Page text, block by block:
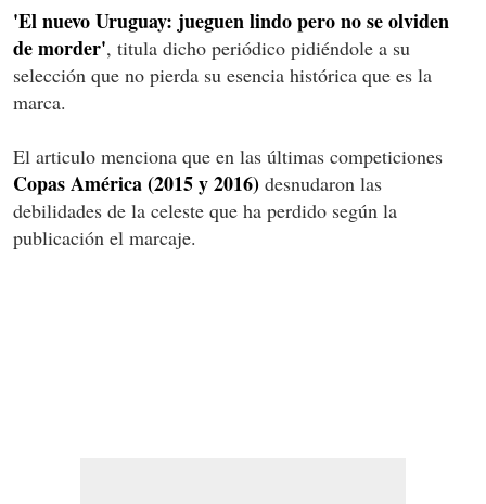
'El nuevo Uruguay: jueguen lindo pero no se olviden
de morder', titula dicho periódico pidiéndole a su
selección que no pierda su esencia histórica que es la
marca.
El articulo menciona que en las últimas competiciones
Copas América (2015 y 2016) desnudaron las
debilidades de la celeste que ha perdido según la
publicación el marcaje.